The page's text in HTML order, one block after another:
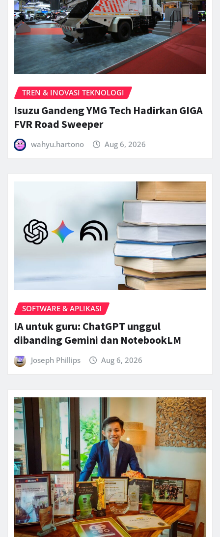
TREN & INOVASI TEKNOLOGI
Isuzu Gandeng YMG Tech Hadirkan GIGA
FVR Road Sweeper
wahyu.hartono Aug 6, 2026
SOFTWARE & APLIKASI
IA untuk guru: ChatGPT unggul
dibanding Gemini dan NotebookLM
Joseph Phillips Aug 6, 2026